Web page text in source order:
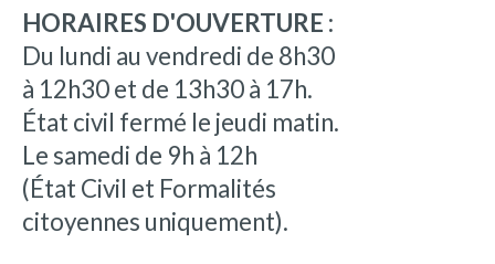
HORAIRES D'OUVERTURE :
Du lundi au vendredi de 8h30
à 12h30 et de 13h30 à 17h.
État civil fermé le jeudi matin.
Le samedi de 9h à 12h
(État Civil et Formalités
citoyennes uniquement).